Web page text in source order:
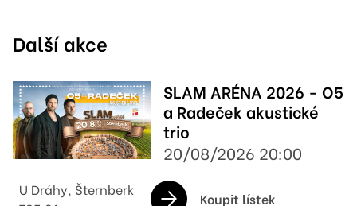
Další akce
SLAM ARÉNA 2026 - O5
a Radeček akustické
trio
20/08/2026 20:00
U Dráhy, Šternberk
Koupit lístek